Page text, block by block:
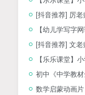
[抖音推荐] 厉
【幼儿学写字
[抖音推荐] 文
【乐乐课堂】
初中《中学教
数学启蒙动画